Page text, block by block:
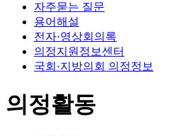
자주묻는 질문
용어해설
전자·영상회의록
의정지원정보센터
국회·지방의회 의정정보
의정활동